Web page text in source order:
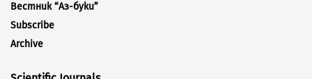
Вестник “Аз-буки”
Subscribe
Archive